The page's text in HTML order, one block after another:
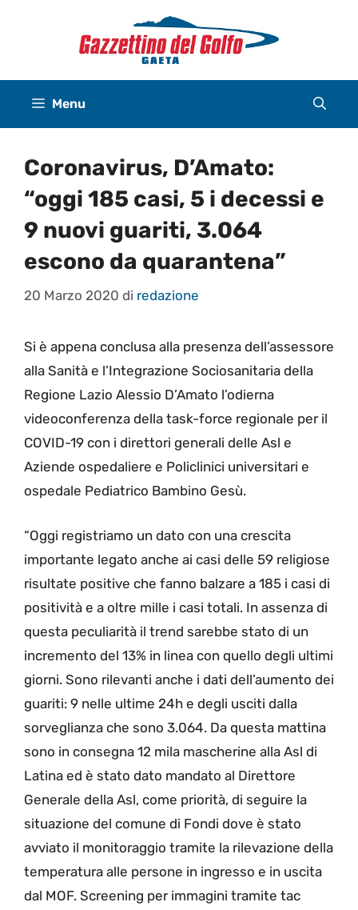
Menu
Coronavirus, D’Amato:
“oggi 185 casi, 5 i decessi e
9 nuovi guariti, 3.064
escono da quarantena”
20 Marzo 2020 di redazione
Si è appena conclusa alla presenza dell’assessore
alla Sanità e l’Integrazione Sociosanitaria della
Regione Lazio Alessio D’Amato l’odierna
videoconferenza della task-force regionale per il
COVID-19 con i direttori generali delle Asl e
Aziende ospedaliere e Policlinici universitari e
ospedale Pediatrico Bambino Gesù.
“Oggi registriamo un dato con una crescita
importante legato anche ai casi delle 59 religiose
risultate positive che fanno balzare a 185 i casi di
positività e a oltre mille i casi totali. In assenza di
questa peculiarità il trend sarebbe stato di un
incremento del 13% in linea con quello degli ultimi
giorni. Sono rilevanti anche i dati dell’aumento dei
guariti: 9 nelle ultime 24h e degli usciti dalla
sorveglianza che sono 3.064. Da questa mattina
sono in consegna 12 mila mascherine alla Asl di
Latina ed è stato dato mandato al Direttore
Generale della Asl, come priorità, di seguire la
situazione del comune di Fondi dove è stato
avviato il monitoraggio tramite la rilevazione della
temperatura alle persone in ingresso e in uscita
dal MOF. Screening per immagini tramite tac